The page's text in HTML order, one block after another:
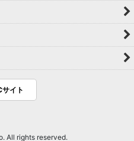
サイト
All rights reserved.